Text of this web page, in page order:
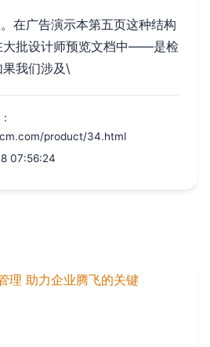
在广告演示本第五页这种结构
批设计师预览文档中——是检
我们涉及\
product/34.html
07:56:24